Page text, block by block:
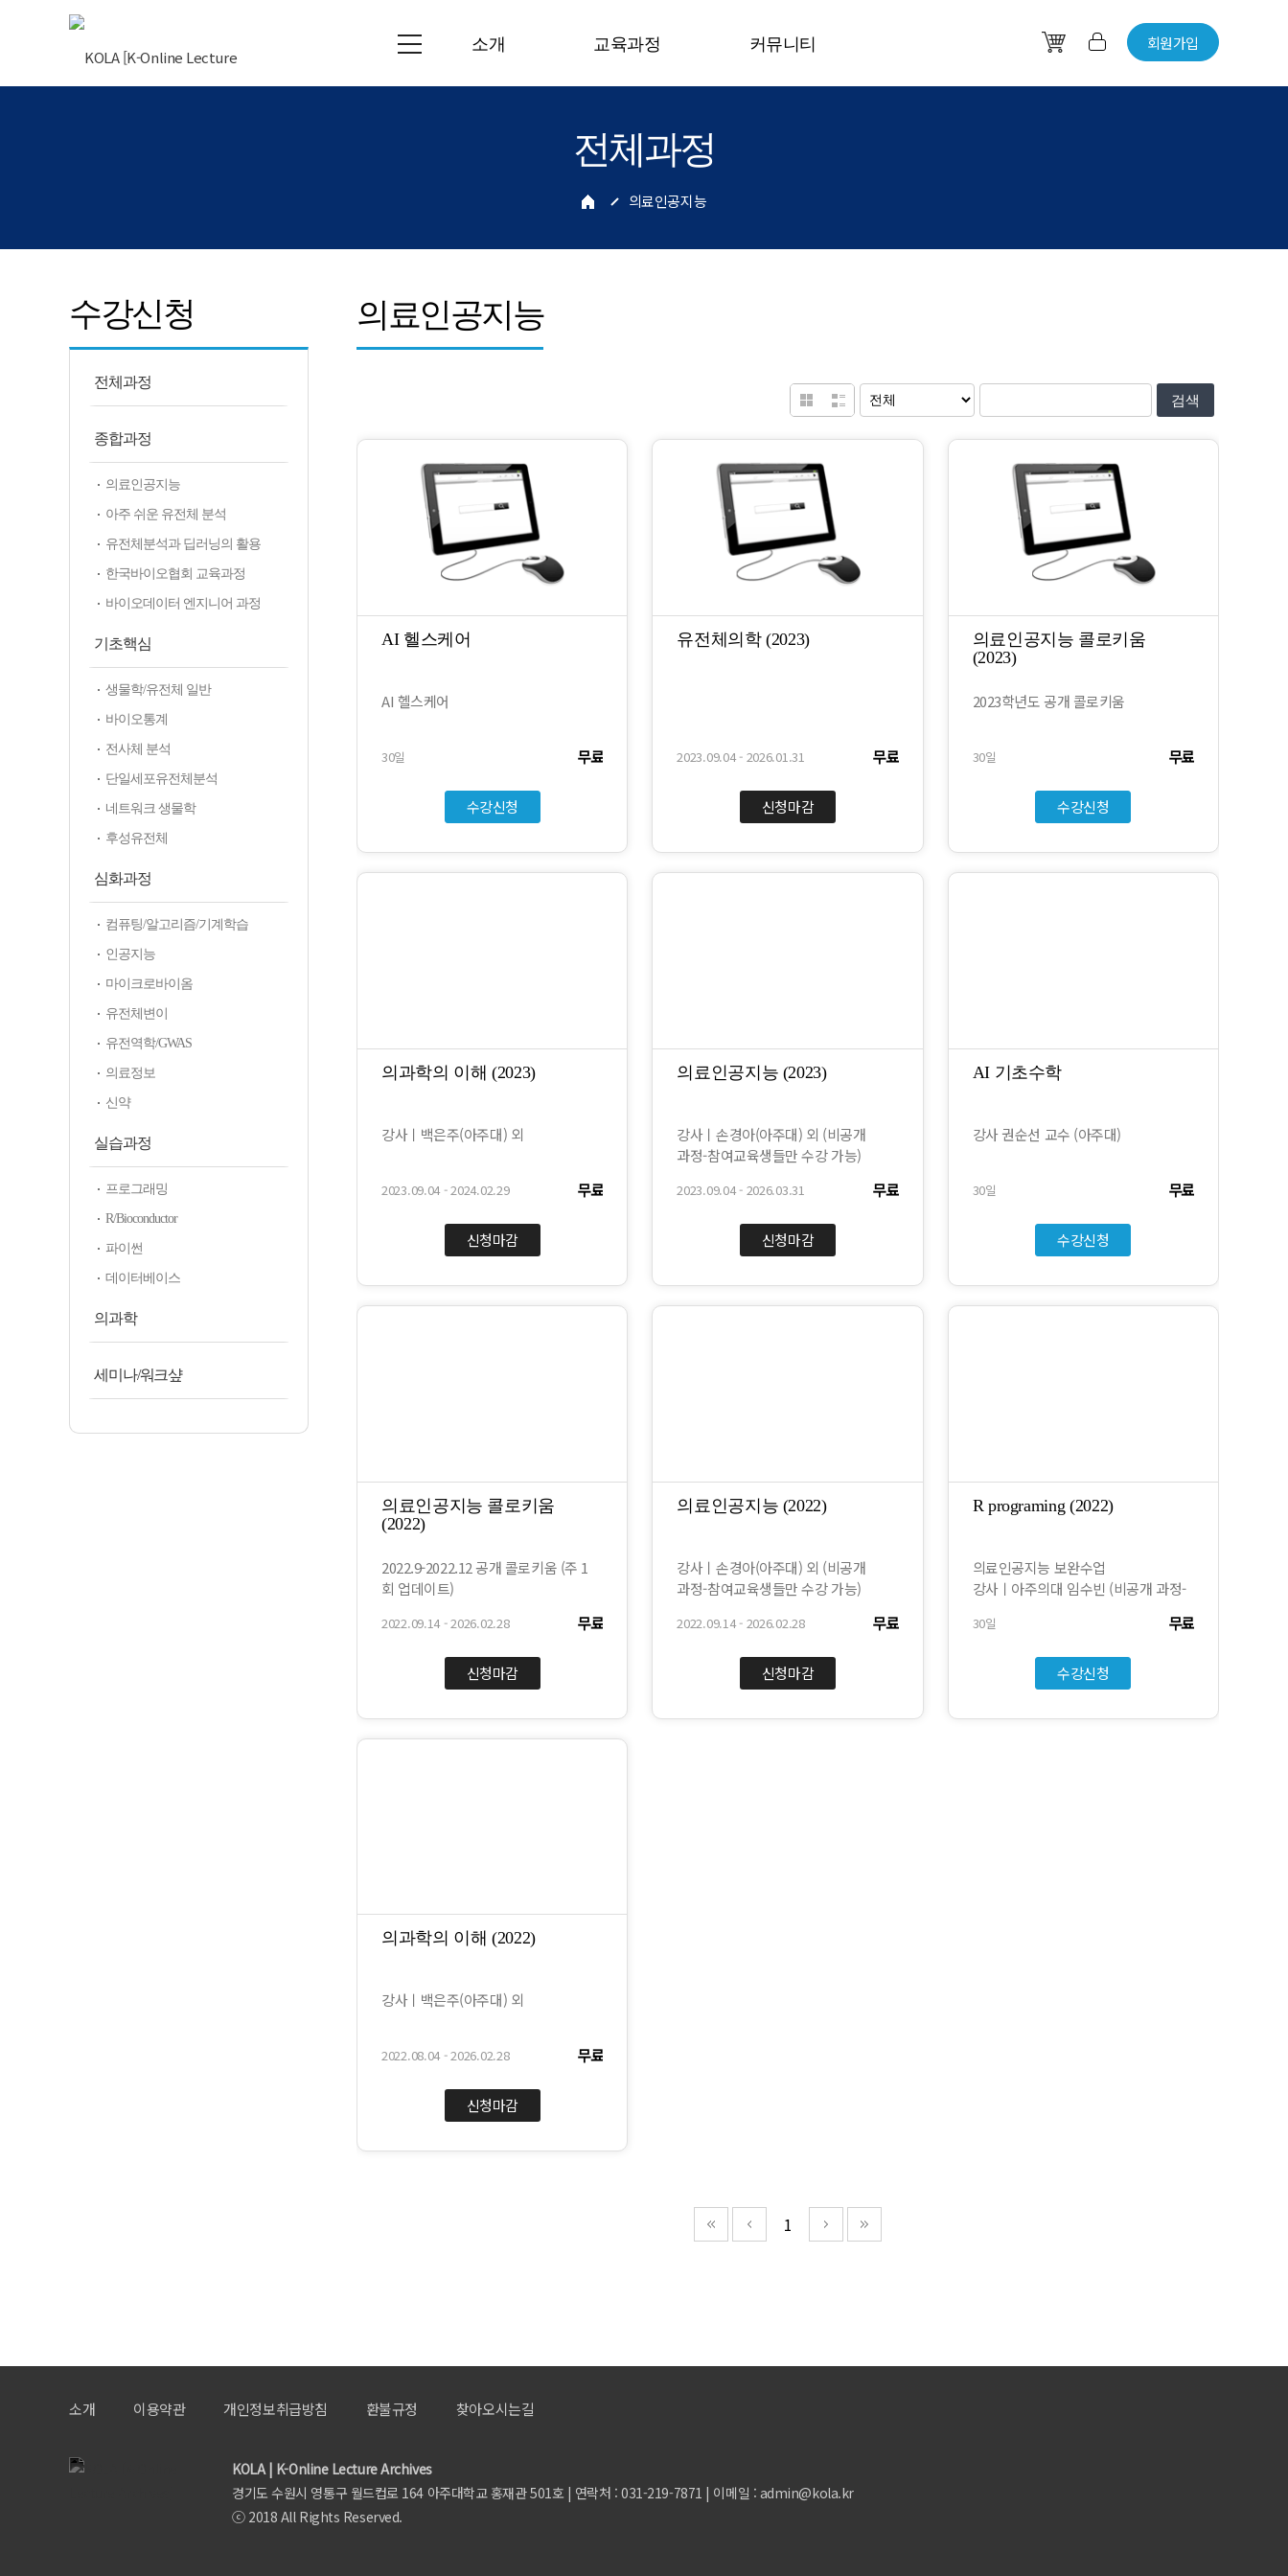
회원가입
소개 교육과정 커뮤니티
전체과정
수강신청
전체과정
종합과정
의료인공지능
아주 쉬운 유전체 분석
유전체분석과 딥러닝의 활용
한국바이오협회 교육과정
바이오데이터 엔지니어 과정
기초핵심
생물학/유전체 일반
바이오통계
전사체 분석
단일세포유전체분석
네트워크 생물학
후성유전체
심화과정
컴퓨팅/알고리즘/기계학습
인공지능
마이크로바이옴
유전체변이
유전역학/GWAS
의료정보
신약
실습과정
프로그래밍
R/Bioconductor
파이썬
데이터베이스
의과학
세미나/워크샾
의료인공지능
의료인공지능
AI 헬스케어
AI 헬스케어
30일 무료
수강신청
유전체의학 (2023)
2023.09.04 - 2026.01.31 무료
신청마감
의료인공지능 콜로키움
(2023)
2023학년도 공개 콜로키움
30일 무료
수강신청
의과학의 이해 (2023)
강사ㅣ백은주(아주대) 외
2023.09.04 - 2024.02.29 무료
신청마감
의료인공지능 (2023)
강사ㅣ손경아(아주대) 외 (비공개
과정-참여교육생들만 수강 가능)
2023.09.04 - 2026.03.31 무료
신청마감
AI 기초수학
강사 권순선 교수 (아주대)
30일 무료
수강신청
의료인공지능 콜로키움
(2022)
2022.9-2022.12 공개 콜로키움 (주 1
회 업데이트)
2022.09.14 - 2026.02.28 무료
신청마감
의료인공지능 (2022)
강사ㅣ손경아(아주대) 외 (비공개
과정-참여교육생들만 수강 가능)
2022.09.14 - 2026.02.28 무료
신청마감
R programing (2022)
의료인공지능 보완수업
강사ㅣ아주의대 임수빈 (비공개 과정-
30일 무료
수강신청
의과학의 이해 (2022)
강사ㅣ백은주(아주대) 외
2022.08.04 - 2026.02.28 무료
신청마감
1
소개 이용약관 개인정보취급방침 환불규정 찾아오시는길
KOLA | K-Online Lecture Archives
경기도 수원시 영통구 월드컵로 164 아주대학교 홍재관 501호 | 연락처 : 031-219-7871 | 이메일 : admin@kola.kr
ⓒ 2018 All Rights Reserved.